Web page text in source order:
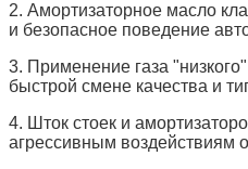
2. Амортизаторное масло
и безопасное поведение
3. Применение газа
быстрой смене качества и
4. Шток стоек и
агрессивным воздействиям